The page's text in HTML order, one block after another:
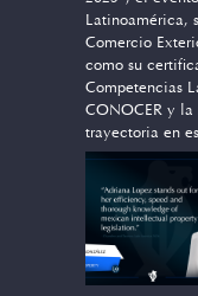
Latinoamérica,
Comercio
como su
Competencias
CONOCER y la
trayectoria en